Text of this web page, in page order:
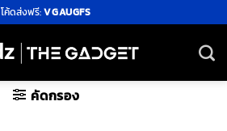
โค้ดส่งฟรี:VGAUGFS
คัดกรอง